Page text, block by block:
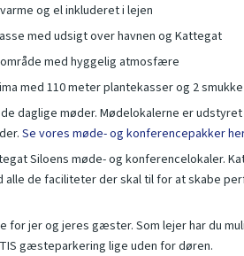
og el inkluderet i lejen
med udsigt over havnen og Kattegat
med hyggelig atmosfære
med 110 meter plantekasser og 2
daglige møder. Mødelokalerne er
Se vores møde- og konferencepakker
Siloens møde- og konferencelokaler.
alle de faciliteter der skal til for at skabe
for jer og jeres gæster. Som lejer har du
gæsteparkering lige uden for døren.